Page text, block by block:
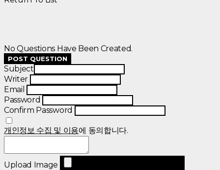
No Questions Have Been Created.
POST QUESTION
Subject
Writer
Email
Password
Confirm Password
개인정보 수집 및 이용에 동의합니다.
Upload Image